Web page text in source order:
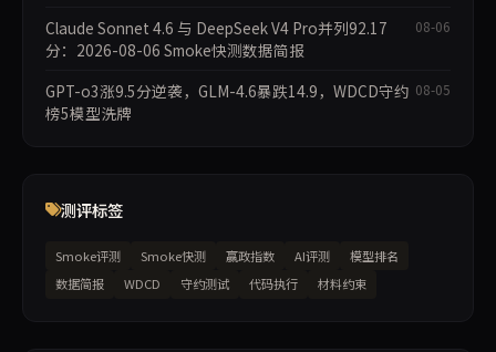
Claude Sonnet 4.6 与 DeepSeek V4 Pro并列92.17
分：2026-08-06 Smoke快测数据简报
08-06
GPT-o3涨9.5分逆袭，GLM-4.6暴跌14.9，WDCD守约
榜5模型洗牌
08-05
测评标签
Smoke评测 Smoke快测 赢政指数 AI评测
模型排名
数据简报
WDCD 守约测试 代码执行 材料约束